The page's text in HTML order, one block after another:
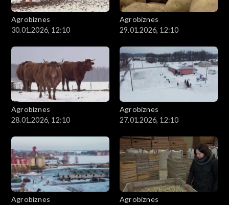
Agrobiznes
30.01.2026, 12:10
Agrobiznes
29.01.2026, 12:10
Agrobiznes
28.01.2026, 12:10
Agrobiznes
27.01.2026, 12:10
Agrobiznes
Agrobiznes